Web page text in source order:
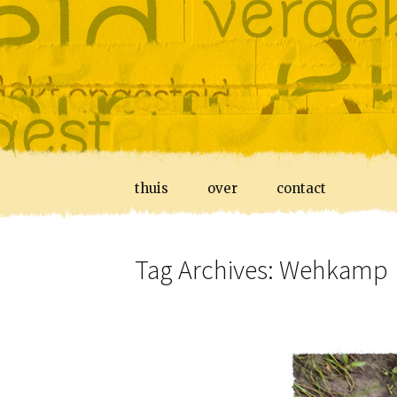
Skip
content
thuis over contact
Tag Archives: Wehkamp